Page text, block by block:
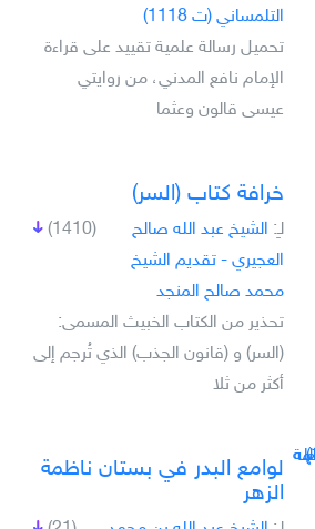
التلمساني (ت 1118)
تحميل رسالة علمية تقييد على قراءة
الإمام نافع المدني، من روايتي
عيسى قالون وعثما
خرافة كتاب (السر)
(1410) لـِ: الشيخ عبد الله صالح
العجيري - تقديم الشيخ
محمد صالح المنجد
تحذير من الكتاب الخبيث المسمى:
(السر) و (قانون الجذب) الذي تُرجم إلى
أكثر من ثلا
لوامع البدر في بستان ناظمة
الزهر